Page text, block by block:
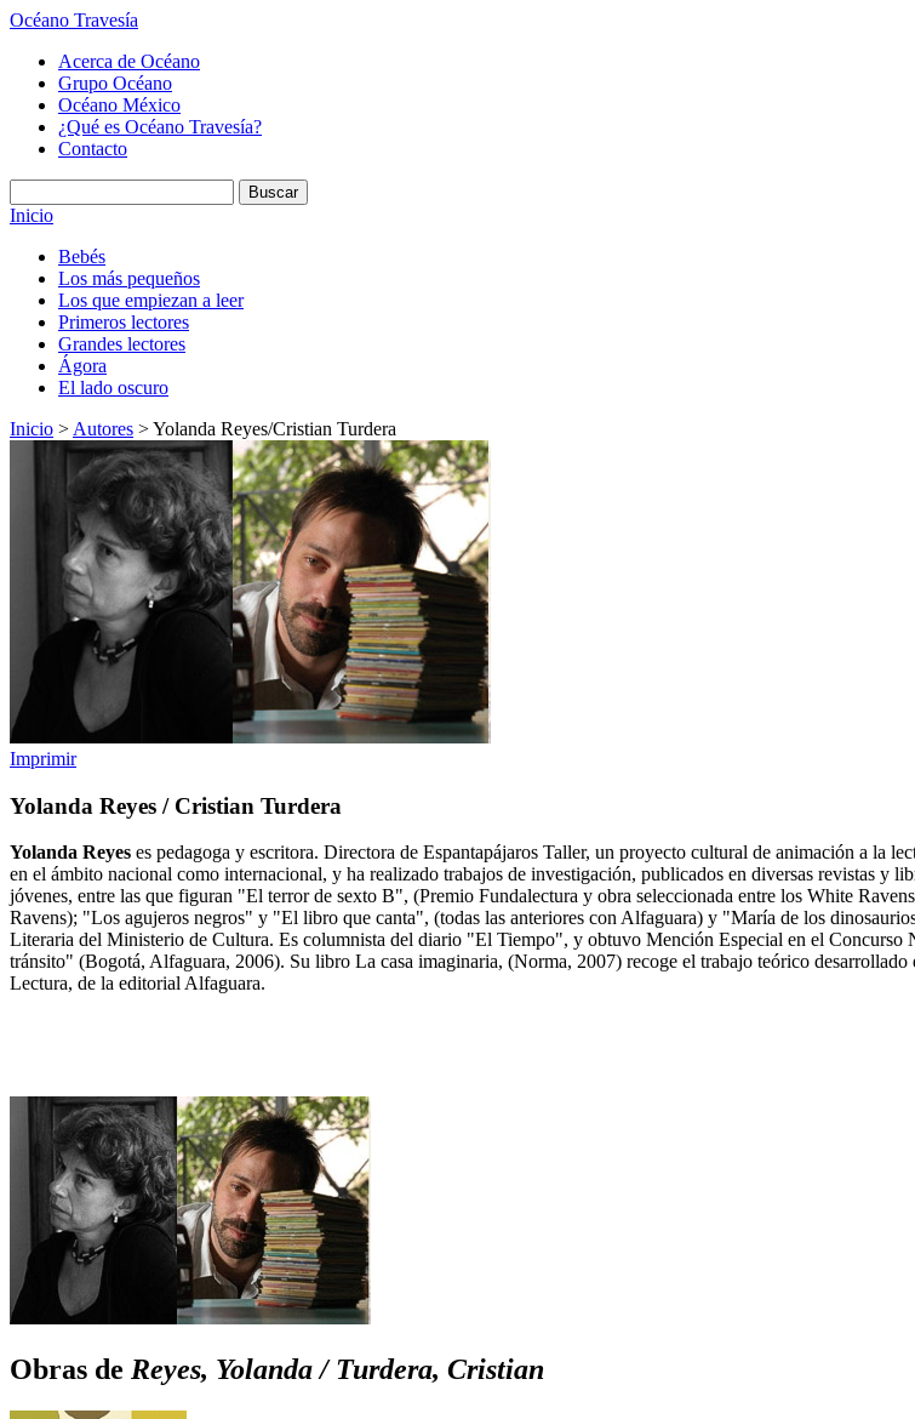
Océano Travesía
Acerca de Océano
Grupo Océano
Océano México
¿Qué es Océano Travesía?
Contacto
Inicio
Bebés
Los más pequeños
Los que empiezan a leer
Primeros lectores
Grandes lectores
Ágora
El lado oscuro
Inicio > Autores > Yolanda Reyes/Cristian Turdera
Imprimir
Yolanda Reyes / Cristian Turdera
Yolanda Reyes es pedagoga y escritora. Directora de Espantapájaros Taller, un proyecto cultural de animación a la
en el ámbito nacional como internacional, y ha realizado trabajos de investigación, publicados en diversas revistas y
jóvenes, entre las que figuran "El terror de sexto B", (Premio Fundalectura y obra seleccionada entre los White
Ravens); "Los agujeros negros" y "El libro que canta", (todas las anteriores con Alfaguara) y "María de los
Literaria del Ministerio de Cultura. Es columnista del diario "El Tiempo", y obtuvo Mención Especial en el Concurso
tránsito" (Bogotá, Alfaguara, 2006). Su libro La casa imaginaria, (Norma, 2007) recoge el trabajo teórico
Lectura, de la editorial Alfaguara.
Obras de Reyes, Yolanda / Turdera, Cristian